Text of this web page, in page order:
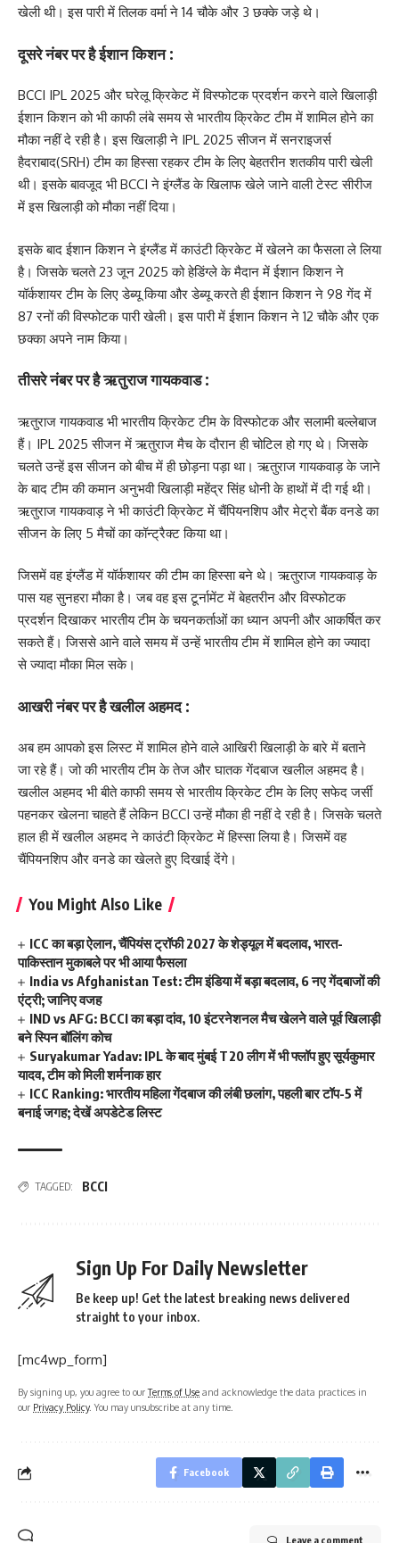
खेली थी। इस पारी में तिलक वर्मा ने 14 चौके और 3 छक्के जड़े थे।
दूसरे नंबर पर है ईशान किशन :
BCCI IPL 2025 और घरेलू क्रिकेट में विस्फोटक प्रदर्शन करने वाले खिलाड़ी
ईशान किशन को भी काफी लंबे समय से भारतीय क्रिकेट टीम में शामिल होने का
मौका नहीं दे रही है। इस खिलाड़ी ने IPL 2025 सीजन में सनराइजर्स
हैदराबाद(SRH) टीम का हिस्सा रहकर टीम के लिए बेहतरीन शतकीय पारी खेली
थी। इसके बावजूद भी BCCI ने इंग्लैंड के खिलाफ खेले जाने वाली टेस्ट सीरीज
में इस खिलाड़ी को मौका नहीं दिया।
इसके बाद ईशान किशन ने इंग्लैंड में काउंटी क्रिकेट में खेलने का फैसला ले लिया
है। जिसके चलते 23 जून 2025 को हेडिंग्ले के मैदान में ईशान किशन ने
यॉर्कशायर टीम के लिए डेब्यू किया और डेब्यू करते ही ईशान किशन ने 98 गेंद में
87 रनों की विस्फोटक पारी खेली। इस पारी में ईशान किशन ने 12 चौके और एक
छक्का अपने नाम किया।
तीसरे नंबर पर है ऋतुराज गायकवाड :
ऋतुराज गायकवाड भी भारतीय क्रिकेट टीम के विस्फोटक और सलामी बल्लेबाज
हैं। IPL 2025 सीजन में ऋतुराज मैच के दौरान ही चोटिल हो गए थे। जिसके
चलते उन्हें इस सीजन को बीच में ही छोड़ना पड़ा था। ऋतुराज गायकवाड़ के जाने
के बाद टीम की कमान अनुभवी खिलाड़ी महेंद्र सिंह धोनी के हाथों में दी गई थी।
ऋतुराज गायकवाड़ ने भी काउंटी क्रिकेट में चैंपियनशिप और मेट्रो बैंक वनडे का
सीजन के लिए 5 मैचों का कॉन्ट्रैक्ट किया था।
जिसमें वह इंग्लैंड में यॉर्कशायर की टीम का हिस्सा बने थे। ऋतुराज गायकवाड़ के
पास यह सुनहरा मौका है। जब वह इस टूर्नामेंट में बेहतरीन और विस्फोटक
प्रदर्शन दिखाकर भारतीय टीम के चयनकर्ताओं का ध्यान अपनी और आकर्षित कर
सकते हैं। जिससे आने वाले समय में उन्हें भारतीय टीम में शामिल होने का ज्यादा
से ज्यादा मौका मिल सके।
आखरी नंबर पर है खलील अहमद :
अब हम आपको इस लिस्ट में शामिल होने वाले आखिरी खिलाड़ी के बारे में बताने
जा रहे हैं। जो की भारतीय टीम के तेज और घातक गेंदबाज खलील अहमद है।
खलील अहमद भी बीते काफी समय से भारतीय क्रिकेट टीम के लिए सफेद जर्सी
पहनकर खेलना चाहते हैं लेकिन BCCI उन्हें मौका ही नहीं दे रही है। जिसके चलते
हाल ही में खलील अहमद ने काउंटी क्रिकेट में हिस्सा लिया है। जिसमें वह
चैंपियनशिप और वनडे का खेलते हुए दिखाई देंगे।
You Might Also Like
ICC का बड़ा ऐलान, चैंपियंस ट्रॉफी 2027 के शेड्यूल में बदलाव, भारत-
पाकिस्तान मुकाबले पर भी आया फैसला
India vs Afghanistan Test: टीम इंडिया में बड़ा बदलाव, 6 नए गेंदबाजों की
एंट्री; जानिए वजह
IND vs AFG: BCCI का बड़ा दांव, 10 इंटरनेशनल मैच खेलने वाले पूर्व खिलाड़ी
बने स्पिन बॉलिंग कोच
Suryakumar Yadav: IPL के बाद मुंबई T20 लीग में भी फ्लॉप हुए सूर्यकुमार
यादव, टीम को मिली शर्मनाक हार
ICC Ranking: भारतीय महिला गेंदबाज की लंबी छलांग, पहली बार टॉप-5 में
बनाई जगह; देखें अपडेटेड लिस्ट
TAGGED: BCCI
Sign Up For Daily Newsletter
Be keep up! Get the latest breaking news delivered
straight to your inbox.
[mc4wp_form]
By signing up, you agree to ourTerms of Use and acknowledge the data practices in
our Privacy Policy. You may unsubscribe at any time.
Facebook
Leave a comment